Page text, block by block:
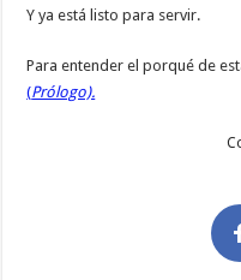
Y ya está listo para servir.
Para entender el porqué de
(Prólogo).